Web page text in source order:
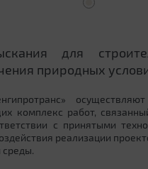
для
природных
комплекс работ,
с принятыми
реализации